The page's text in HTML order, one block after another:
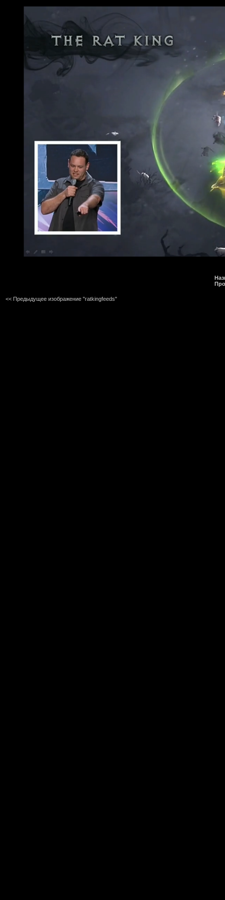
<< Предыдущее изображение "ratkingfeeds"